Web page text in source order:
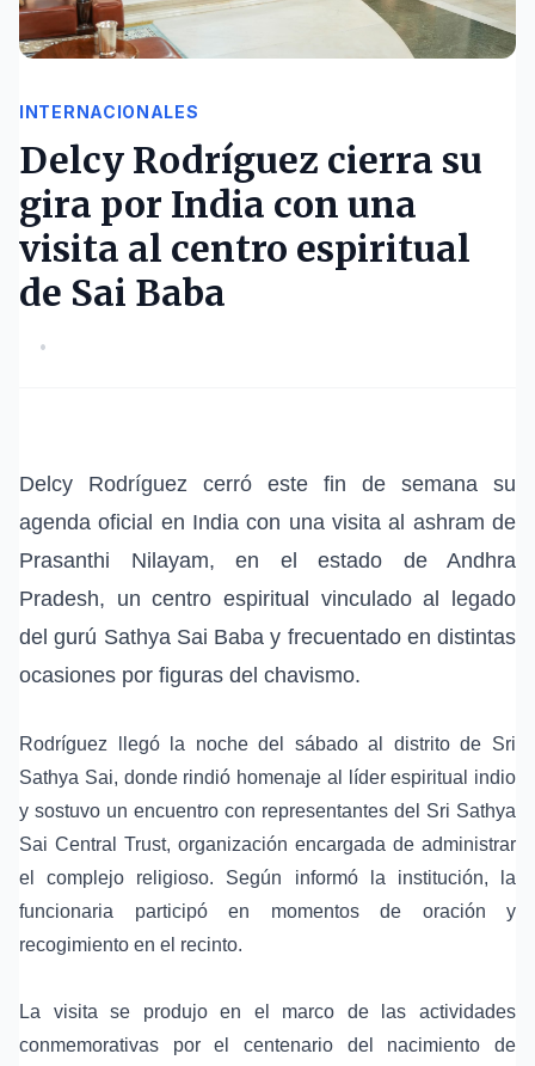
INTERNACIONALES
Delcy Rodríguez cierra su
gira por India con una
visita al centro espiritual
de Sai Baba
•
Delcy Rodríguez cerró este fin de semana su
agenda oficial en India con una visita al ashram de
Prasanthi Nilayam, en el estado de Andhra
Pradesh, un centro espiritual vinculado al legado
delgurú Sathya Sai Baba y frecuentado en distintas
ocasiones por figuras del chavismo.
Rodríguez llegó la noche del sábado al distrito de Sri
Sathya Sai, donde rindió homenaje al líder espiritual indio
y sostuvo un encuentro con representantes del Sri Sathya
Sai Central Trust, organización encargada de administrar
el complejo religioso. Según informó la institución, la
funcionaria participó en momentos de oración y
recogimiento en el recinto.
La visita se produjo en el marco de las actividades
conmemorativas por el centenario del nacimiento de